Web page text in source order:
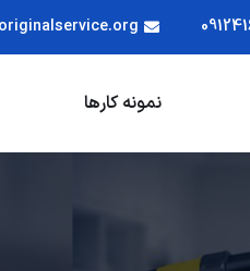
نمونه کارها